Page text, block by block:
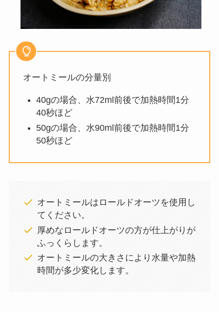
オートミールの分量別
40gの場合、水72ml前後で加熱時間1分
40秒ほど
50gの場合、水90ml前後で加熱時間1分
50秒ほど
オートミールはロールドオーツを使用し
てください。
厚めなロールドオーツの方が仕上がりが
ふっくらします。
オートミールの大きさにより水量や加熱
時間が多少変化します。